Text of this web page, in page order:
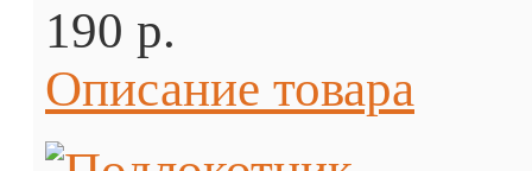
190 p.
Описание товара